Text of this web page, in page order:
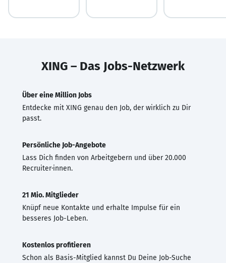
XING – Das Jobs-Netzwerk
Über eine Million Jobs
Entdecke mit XING genau den Job, der wirklich zu Dir
passt.
Persönliche Job-Angebote
Lass Dich finden von Arbeitgebern und über 20.000
Recruiter·innen.
21 Mio. Mitglieder
Knüpf neue Kontakte und erhalte Impulse für ein
besseres Job-Leben.
Kostenlos profitieren
Schon als Basis-Mitglied kannst Du Deine Job-Suche